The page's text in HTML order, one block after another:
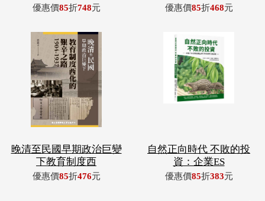
優惠價85折748元 優惠價85折468元
晚清至民國早期政治巨變
下教育制度西
優惠價85折476元
自然正向時代 不敗的投
資：企業ES
優惠價85折383元